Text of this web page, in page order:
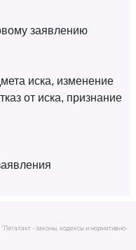
заявлению
иска, изменение
от иска, признание
- законы, кодексы и нормативно-